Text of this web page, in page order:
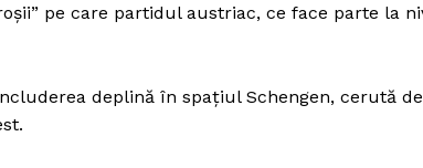
pe care partidul austriac, ce face parte la
deplină în spaţiul Schengen, cerută